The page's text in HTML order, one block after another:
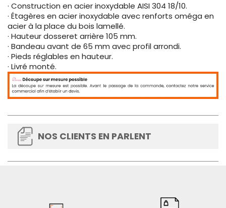
· Construction en acier inoxydable AISI 304 18/10.
· Étagères en acier inoxydable avec renforts oméga en
acier à la place du bois lamellé.
· Hauteur dosseret arrière 105 mm.
· Bandeau avant de 65 mm avec profil arrondi.
· Pieds réglables en hauteur.
· Livré monté.
NOS CLIENTS EN PARLENT